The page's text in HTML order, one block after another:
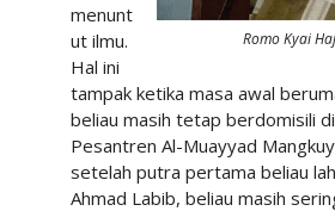
Romo Kyai
menunt
ut ilmu.
Hal ini
tampak ketika masa awal
beliau masih tetap berdomisili
Pesantren Al-Muayyad
setelah putra pertama beliau
Ahmad Labib, beliau masih